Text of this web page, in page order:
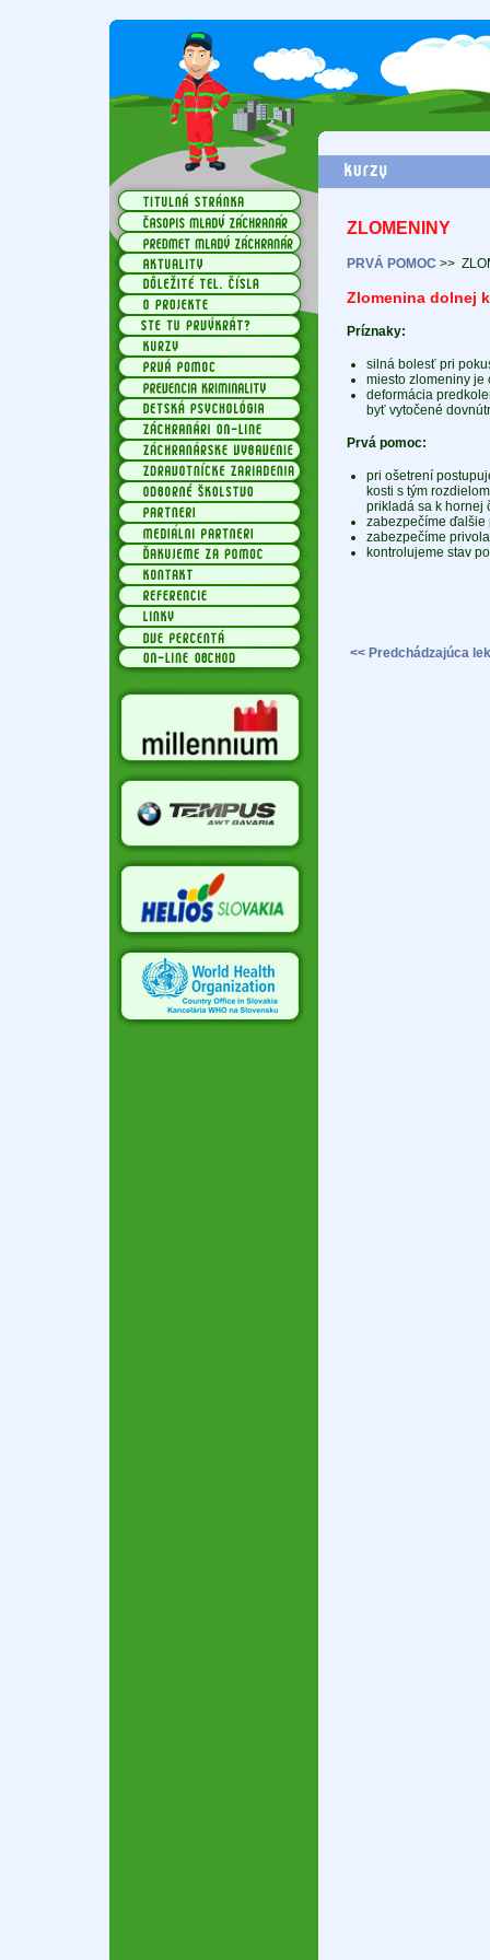
ZLOMENINY
PRVÁ POMOC >>
Zlomenina dolnej
Príznaky:
silná bolesť pri
miesto zlomeniny je
deformácia
byť vytočené
Prvá pomoc:
pri ošetrení
kosti s tým
prikladá sa k hornej
zabezpečíme ďalšie
zabezpečíme
kontrolujeme stav
<< Predchádzajúca